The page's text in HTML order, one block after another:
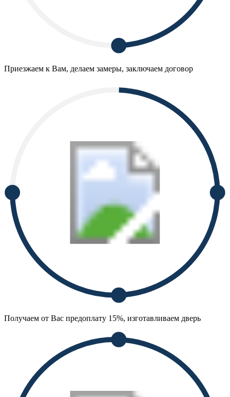
Приезжаем к Вам, делаем замеры, заключаем договор
Получаем от Вас предоплату 15%, изготавливаем дверь